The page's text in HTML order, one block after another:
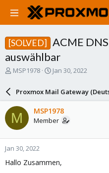
[SOLVED]
ACME
auswählbar
T
a
d
s
t
a
r
t
e
MSP1978
S
a
r
d
a
e
Jan 30, 2022
Proxmox Mail Gateway
M MSP1978
Member
Jan 30, 2022
Hallo Zusammen,